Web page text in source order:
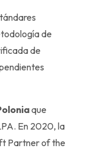
de
de
que
En 2020, la
Partner of the